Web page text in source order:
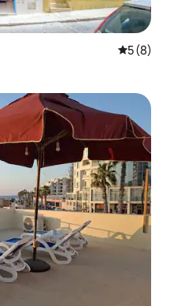
5 (8)